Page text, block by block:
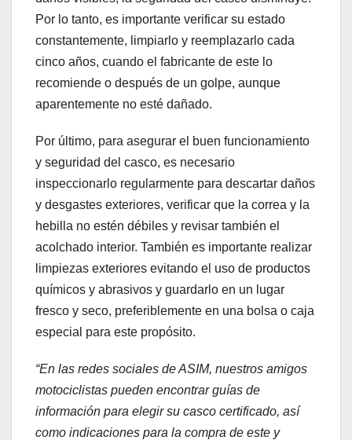
Por lo tanto, es importante verificar su estado
constantemente, limpiarlo y reemplazarlo cada
cinco años, cuando el fabricante de este lo
recomiende o después de un golpe, aunque
aparentemente no esté dañado.
Por último, para asegurar el buen funcionamiento
y seguridad del casco, es necesario
inspeccionarlo regularmente para descartar daños
y desgastes exteriores, verificar que la correa y la
hebilla no estén débiles y revisar también el
acolchado interior. También es importante realizar
limpiezas exteriores evitando el uso de productos
químicos y abrasivos y guardarlo en un lugar
fresco y seco, preferiblemente en una bolsa o caja
especial para este propósito.
“En las redes sociales de ASIM, nuestros amigos
motociclistas pueden encontrar guías de
información para elegir su casco certificado, así
como indicaciones para la compra de este y